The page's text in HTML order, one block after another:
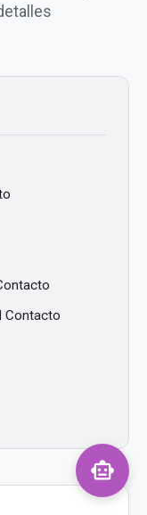
Contacto
smart_toy